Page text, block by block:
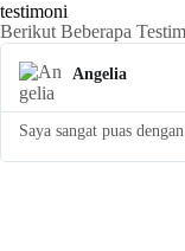
testimoni
Berikut Beberapa
Angelia
Saya sangat puas